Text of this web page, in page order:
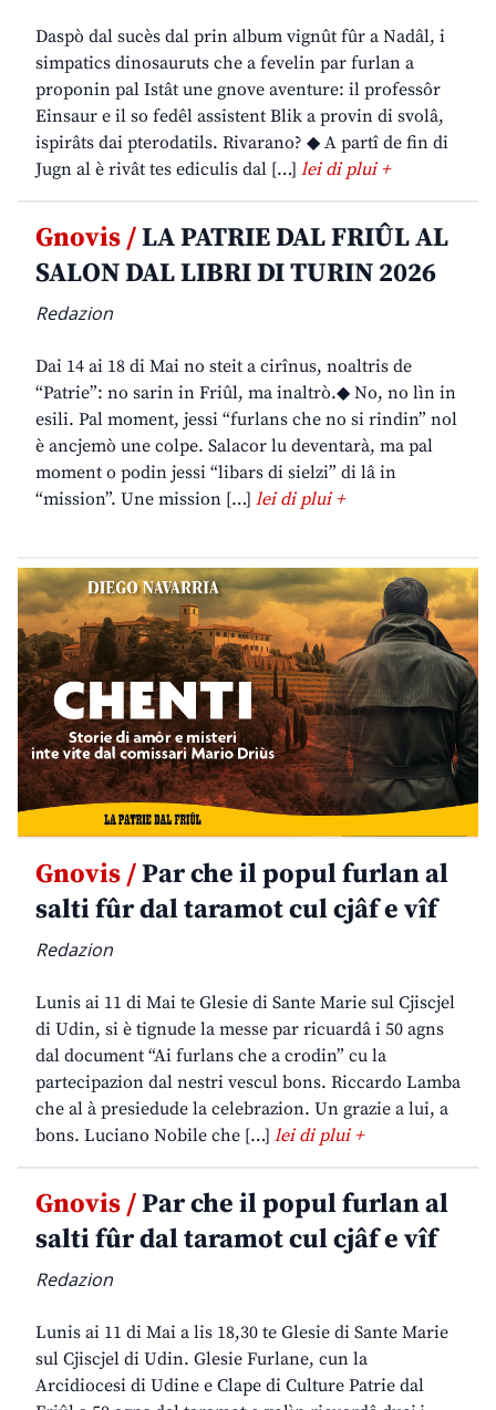
Daspò dal sucès dal prin album vignût fûr a Nadâl, i
simpatics dinosauruts che a fevelin par furlan a
proponin pal Istât une gnove aventure: il professôr
Einsaur e il so fedêl assistent Blik a provin di svolâ,
ispirâts dai pterodatils. Rivarano? ◆ A partî de fin di
Jugn al è rivât tes ediculis dal […] lei di plui +
Gnovis /LA PATRIE DAL FRIÛL AL
SALON DAL LIBRI DI TURIN 2026
Redazion
Dai 14 ai 18 di Mai no steit a cirînus, noaltris de
“Patrie”: no sarin in Friûl, ma inaltrò.◆ No, no lìn in
esili. Pal moment, jessi “furlans che no si rindin” nol
è ancjemò une colpe. Salacor lu deventarà, ma pal
moment o podin jessi “libars di sielzi” di lâ in
“mission”. Une mission […] lei di plui +
Gnovis /Par che il popul furlan al
salti fûr dal taramot cul cjâf e vîf
Redazion
Lunis ai 11 di Mai te Glesie di Sante Marie sul Cjiscjel
di Udin, si è tignude la messe par ricuardâ i 50 agns
dal document “Ai furlans che a crodin” cu la
partecipazion dal nestri vescul bons. Riccardo Lamba
che al à presiedude la celebrazion. Un grazie a lui, a
bons. Luciano Nobile che […] lei di plui +
Gnovis /Par che il popul furlan al
salti fûr dal taramot cul cjâf e vîf
Redazion
Lunis ai 11 di Mai a lis 18,30 te Glesie di Sante Marie
sul Cjiscjel di Udin. Glesie Furlane, cun la
Arcidiocesi di Udine e Clape di Culture Patrie dal